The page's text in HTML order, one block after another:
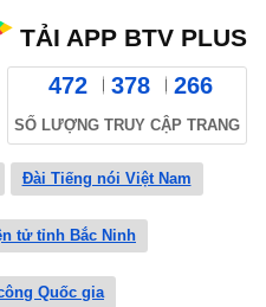
TẢI APP BTV PLUS
472 378 266
SỐ LƯỢNG TRUY CẬP TRANG
Đài Tiếng nói Việt Nam
tử tỉnh Bắc Ninh
Quốc gia